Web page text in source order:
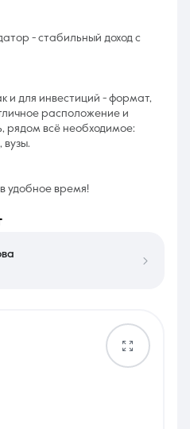
- стабильный доход с
и для инвестиций - формат,
расположение и
рядом всё необходимое:
вузы.
удобное время!